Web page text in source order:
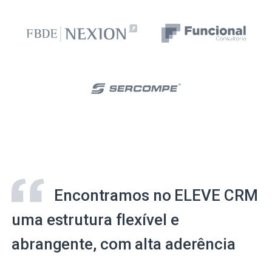
Encontramos no ELEVE CRM
uma estrutura flexível e
abrangente, com alta aderência